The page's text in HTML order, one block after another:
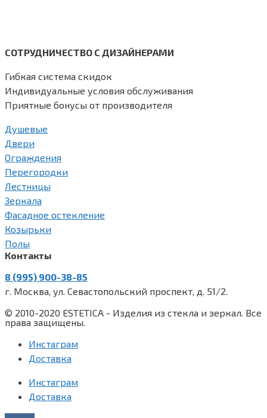
СОТРУДНИЧЕСТВО С ДИЗАЙНЕРАМИ
Гибкая система скидок
Индивидуальные условия обслуживания
Приятные бонусы от производителя
Душевые
Двери
Ограждения
Перегородки
Лестницы
Зеркала
Фасадное остекление
Козырьки
Полы
Контакты
8 (995) 900-38-85
г. Москва, ул. Севастопольский проспект, д. 51/2.
© 2010-2020 ESTETICA - Изделия из стекла и зеркал. Все
права защищены.
Инстаграм
Доставка
Инстаграм
Доставка